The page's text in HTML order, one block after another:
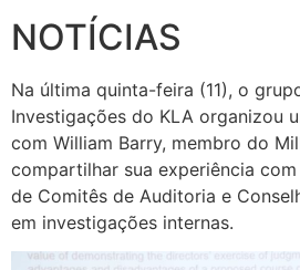
NOTÍCIAS
Na última quinta-feira (11), o
Investigações do KLA organizou
com William Barry, membro do
compartilhar sua experiência
de Comitês de Auditoria e
em investigações internas.